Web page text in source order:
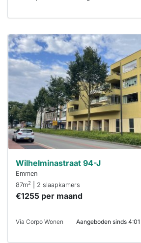
Deze woning
is
waarschijnlijk
al verhuurd
Om kans te
maken moet je
binnen 15
minuten
reageren.
Stekkies helpt
je hierbij!
Wilhelminastraat 94-J
Emmen
87m2 | 2 slaapkamers
€1255 per maand
Via Corpo Wonen Aangeboden sinds 4:01